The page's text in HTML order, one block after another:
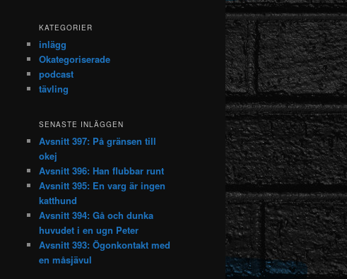
KATEGORIER
inlägg
Okategoriserade
podcast
tävling
SENASTE INLÄGGEN
Avsnitt 397: På gränsen till
okej
Avsnitt 396: Han flubbar runt
Avsnitt 395: En varg är ingen
katthund
Avsnitt 394: Gå och dunka
huvudet i en ugn Peter
Avsnitt 393: Ögonkontakt med
en måsjävul